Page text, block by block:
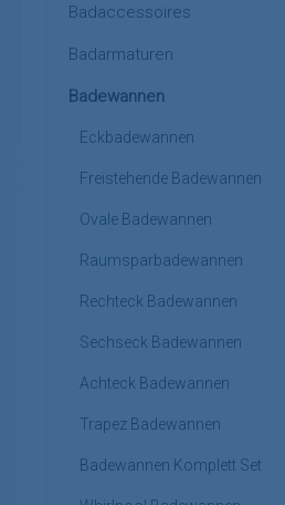
Badaccessoires
Badarmaturen
Badewannen
Eckbadewannen
Freistehende Badewannen
Ovale Badewannen
Raumsparbadewannen
Rechteck Badewannen
Sechseck Badewannen
Achteck Badewannen
Trapez Badewannen
Badewannen Komplett Set